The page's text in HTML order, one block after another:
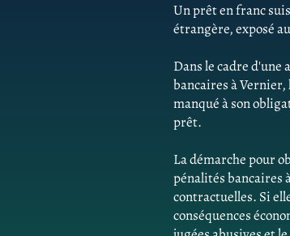
Un prêt en franc
étrangère, exposé
Dans le cadre d'une
bancaires à
manqué à son
prêt.
La démarche pour
pénalités bancaires
contractuelles. Si
conséquences